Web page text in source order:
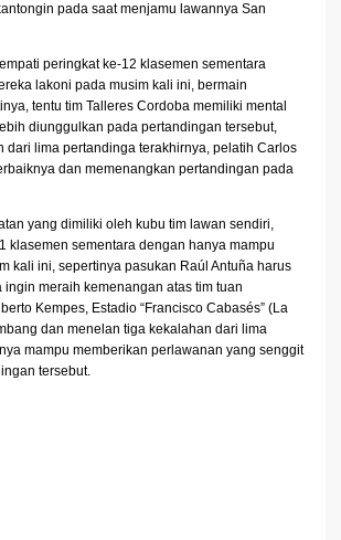
pada saat menjamu lawannya San
peringkat ke-12 klasemen sementara
lakoni pada musim kali ini, bermain
tentu tim Talleres Cordoba memiliki mental
diunggulkan pada pertandingan tersebut,
lima pertandinga terakhirnya, pelatih Carlos
dan memenangkan pertandingan pada
yang dimiliki oleh kubu tim lawan sendiri,
klasemen sementara dengan hanya mampu
kali ini, sepertinya pasukan Raúl Antuña harus
meraih kemenangan atas tim tuan
Kempes, Estadio “Francisco Cabasés” (La
dan menelan tiga kekalahan dari lima
mampu memberikan perlawanan yang senggit
tersebut.